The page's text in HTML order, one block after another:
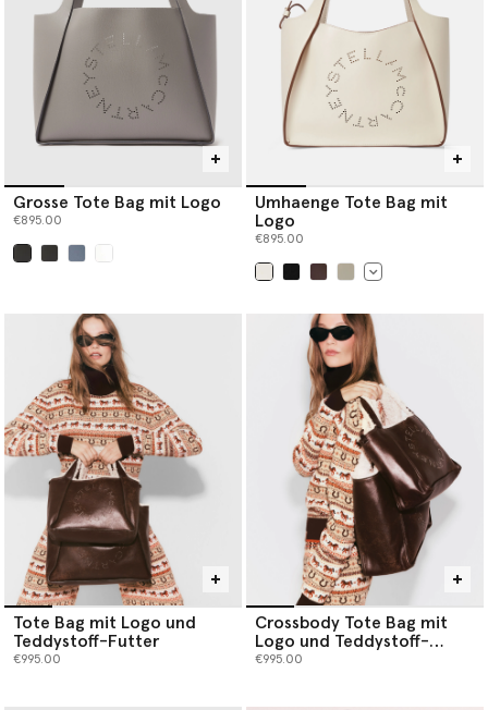
Grosse Tote Bag mit Logo
€895.00
Umhaenge Tote Bag mit
Logo
€895.00
Tote Bag mit Logo und
Teddystoff-Futter
€995.00
Crossbody Tote Bag mit
Logo und Teddystoff-
Futter
€995.00